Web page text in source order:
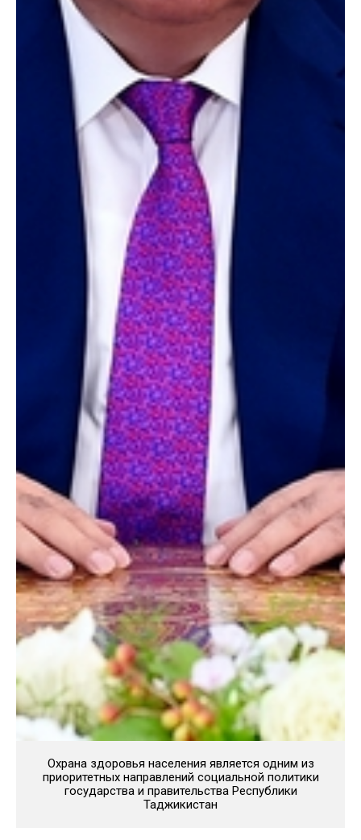
Охрана здоровья населения является одним из
приоритетных направлений социальной политики
государства и правительства Республики
Таджикистан